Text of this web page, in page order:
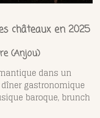
châteaux en 2025
(Anjou)
dans un
dîner gastronomique
baroque, brunch